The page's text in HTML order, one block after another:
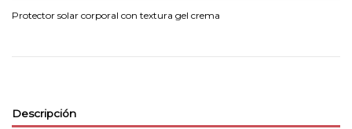
Protector solar corporal con textura gel crema
Descripción